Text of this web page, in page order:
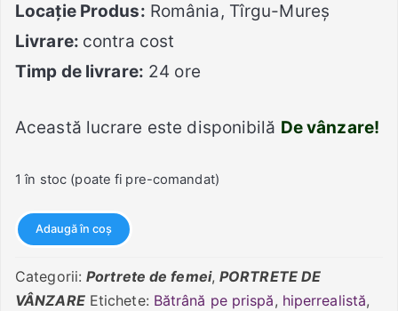
Locație Produs: România, Tîrgu-Mureș
Livrare: contra cost
Timp de livrare: 24 ore
Această lucrare este disponibilă De vânzare!
1 în stoc (poate fi pre-comandat)
Cantitate
Bătrână
pe
prispă
Adaugă în coș
Categorii:Portrete de femei,PORTRETE DE
VÂNZARE Etichete: Bătrână pe prispă, hiperrealistă,